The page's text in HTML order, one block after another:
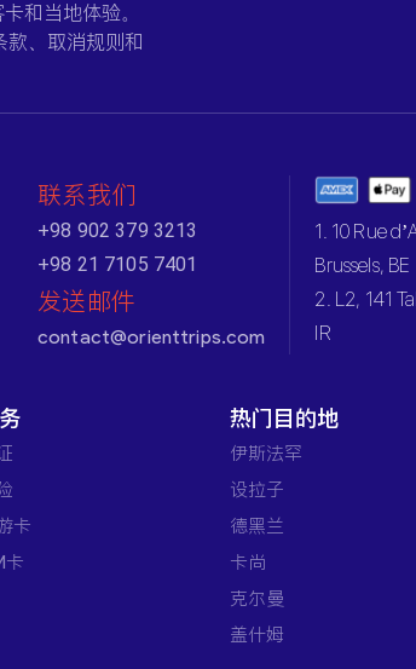
和当地体验。
款、取消规则和
联系我们
+98 902 379 3213
+98 21 7105 7401
发送邮件
contact@orienttrips.com
1. 10 Rue
Brussels, BE
2. L2, 141
IR
卡
卡
热门目的地
伊斯法罕
设拉子
德黑兰
卡尚
克尔曼
盖什姆